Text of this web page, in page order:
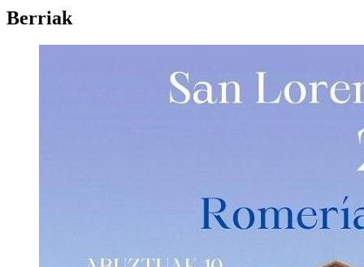
Berriak